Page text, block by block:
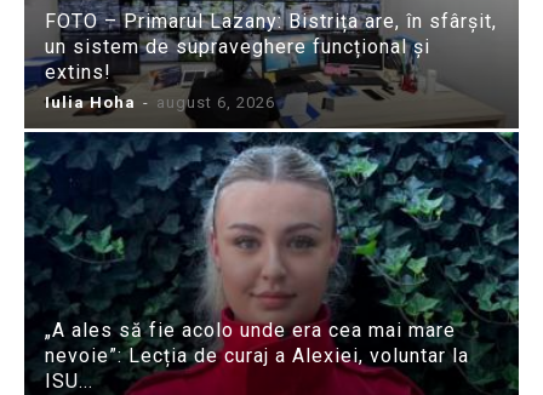
FOTO – Primarul Lazany: Bistrița are, în sfârșit,
un sistem de supraveghere funcțional și
extins!
Iulia Hoha - august 6, 2026
„A ales să fie acolo unde era cea mai mare
nevoie”: Lecția de curaj a Alexiei, voluntar la
ISU...